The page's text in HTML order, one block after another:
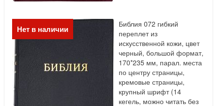
Нет в наличии
Библия 072 гибкий
переплет из
искусственной кожи, цвет
черный, большой формат,
170*235 мм, парал. места
по центру страницы,
кремовые страницы,
крупный шрифт (14
кегель, можно читать без